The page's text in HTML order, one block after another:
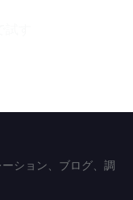
ション、ブログ、調